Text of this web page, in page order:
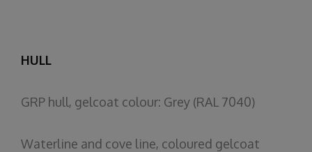
HULL
GRP hull, gelcoat colour: Grey (RAL 7040)
Waterline and cove line, coloured gelcoat